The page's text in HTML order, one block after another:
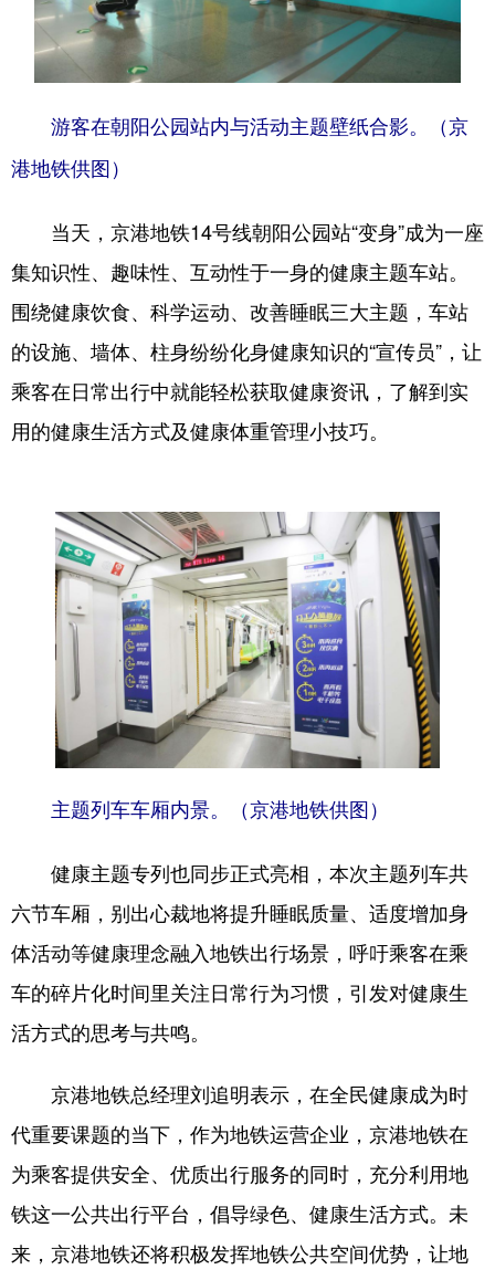
地方频道
北京 河北
浙江
广东 广西 海南 重庆
陕西 甘肃 青海 宁夏
新疆 内蒙古 黑龙江
English Español Français عربى
Русский язык 日本語 한국어
Deutsch Português
游客在朝阳公园站内与活动主题壁纸合影。（京
港地铁供图）
当天，京港地铁14号线朝阳公园站“变身”成为一座
集知识性、趣味性、互动性于一身的健康主题车站。
围绕健康饮食、科学运动、改善睡眠三大主题，车站
的设施、墙体、柱身纷纷化身健康知识的“宣传员”，让
乘客在日常出行中就能轻松获取健康资讯，了解到实
用的健康生活方式及健康体重管理小技巧。
主题列车车厢内景。（京港地铁供图）
健康主题专列也同步正式亮相，本次主题列车共
六节车厢，别出心裁地将提升睡眠质量、适度增加身
体活动等健康理念融入地铁出行场景，呼吁乘客在乘
车的碎片化时间里关注日常行为习惯，引发对健康生
活方式的思考与共鸣。
京港地铁总经理刘追明表示，在全民健康成为时
代重要课题的当下，作为地铁运营企业，京港地铁在
为乘客提供安全、优质出行服务的同时，充分利用地
铁这一公共出行平台，倡导绿色、健康生活方式。未
来，京港地铁还将积极发挥地铁公共空间优势，让地